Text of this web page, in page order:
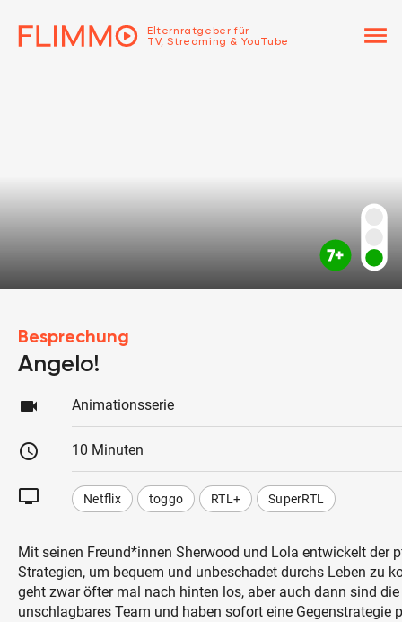
Elternratgeber für
TV, Streaming & YouTube
menu
Besprechung
Angelo!
videocam Animationsserie
schedule 10 Minuten
tv Netflix toggo RTL+ SuperRTL
Mit seinen Freund*innen Sherwood und Lola entwickelt der
Strategien, um bequem und unbeschadet durchs Leben zu
geht zwar öfter mal nach hinten los, aber auch dann sind die
unschlagbares Team und haben sofort eine Gegenstrategie